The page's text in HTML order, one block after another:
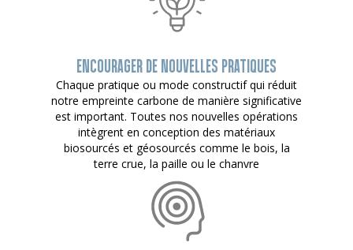
ENCOURAGER DE NOUVELLES PRATIQUES
Chaque pratique ou mode constructif qui réduit
notre empreinte carbone de manière significative
est important. Toutes nos nouvelles opérations
intègrent en conception des matériaux
biosourcés et géosourcés comme le bois, la
terre crue, la paille ou le chanvre